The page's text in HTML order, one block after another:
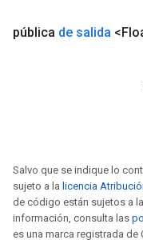
pública de salida
Salvo que se indique lo
sujeto a la licencia
de código están sujetos a la
información, consulta las
es una marca registrada